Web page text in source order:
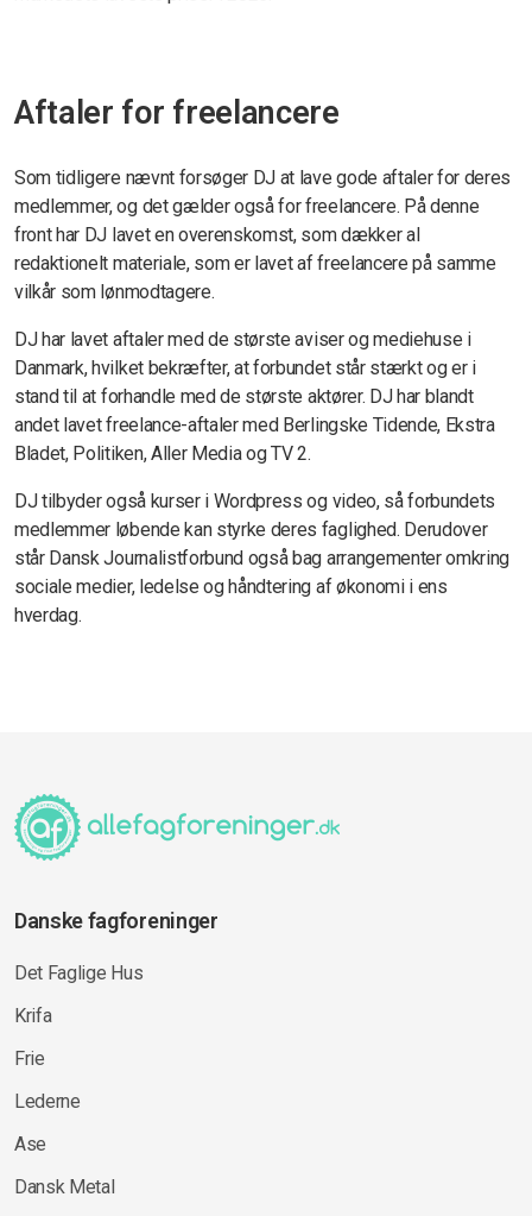
Aftaler for freelancere
Som tidligere nævnt forsøger DJ at lave gode aftaler for deres
medlemmer, og det gælder også for freelancere. På denne
front har DJ lavet en overenskomst, som dækker al
redaktionelt materiale, som er lavet af freelancere på samme
vilkår som lønmodtagere.
DJ har lavet aftaler med de største aviser og mediehuse i
Danmark, hvilket bekræfter, at forbundet står stærkt og er i
stand til at forhandle med de største aktører. DJ har blandt
andet lavet freelance-aftaler med Berlingske Tidende, Ekstra
Bladet, Politiken, Aller Media og TV 2.
DJ tilbyder også kurser i Wordpress og video, så forbundets
medlemmer løbende kan styrke deres faglighed. Derudover
står Dansk Journalistforbund også bag arrangementer omkring
sociale medier, ledelse og håndtering af økonomi i ens
hverdag.
Danske fagforeninger
Det Faglige Hus
Krifa
Frie
Lederne
Ase
Dansk Metal